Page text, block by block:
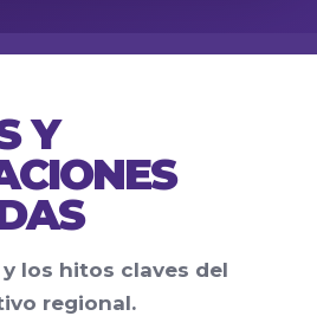
Y
los hitos claves del
regional.